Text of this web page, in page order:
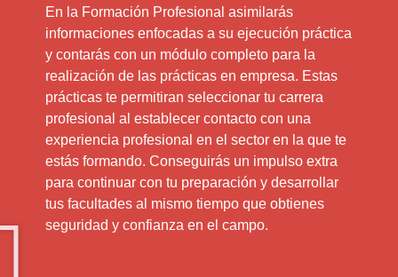
En la Formación Profesional asimilarás
informaciones enfocadas a su ejecución práctica
y contarás con un módulo completo para la
realización de las prácticas en empresa. Estas
prácticas te permitiran seleccionar tu carrera
profesional al establecer contacto con una
experiencia profesional en el sector en la que te
estás formando. Conseguirás un impulso extra
para continuar con tu preparación y desarrollar
tus facultades al mismo tiempo que obtienes
seguridad y confianza en el campo.